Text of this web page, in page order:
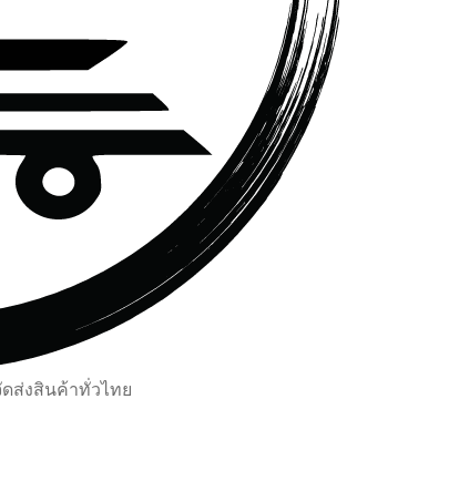
ส่งสินค้าทั่วไทย